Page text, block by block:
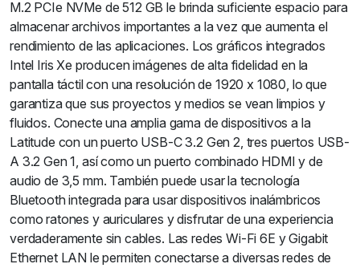
M.2 PCIe NVMe de 512 GB le brinda suficiente espacio para
almacenar archivos importantes a la vez que aumenta el
rendimiento de las aplicaciones. Los gráficos integrados
Intel Iris Xe producen imágenes de alta fidelidad en la
pantalla táctil con una resolución de 1920 x 1080, lo que
garantiza que sus proyectos y medios se vean limpios y
fluidos. Conecte una amplia gama de dispositivos a la
Latitude con un puerto USB-C 3.2 Gen 2, tres puertos USB-
A 3.2 Gen 1, así como un puerto combinado HDMI y de
audio de 3,5 mm. También puede usar la tecnología
Bluetooth integrada para usar dispositivos inalámbricos
como ratones y auriculares y disfrutar de una experiencia
verdaderamente sin cables. Las redes Wi-Fi 6E y Gigabit
Ethernet LAN le permiten conectarse a diversas redes de